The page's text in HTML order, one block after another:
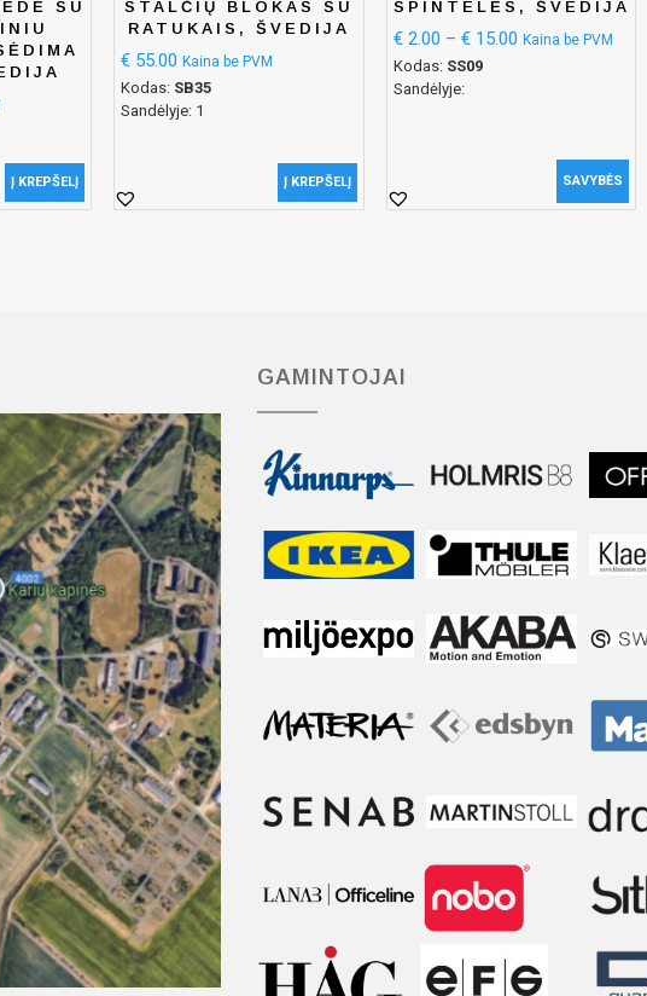
SU
Į KREPŠELĮ
STALČIŲ BLOKAS SU
RATUKAIS, ŠVEDIJA
€ 55.00 Kaina be PVM
Kodas: SB35
Sandėlyje: 1
Į KREPŠELĮ
SPINTELĖS, ŠVEDIJA
€2.00 – €15.00 Kaina be PVM
Kodas: SS09
Sandėlyje:
SAVYBĖS
GAMINTOJAI